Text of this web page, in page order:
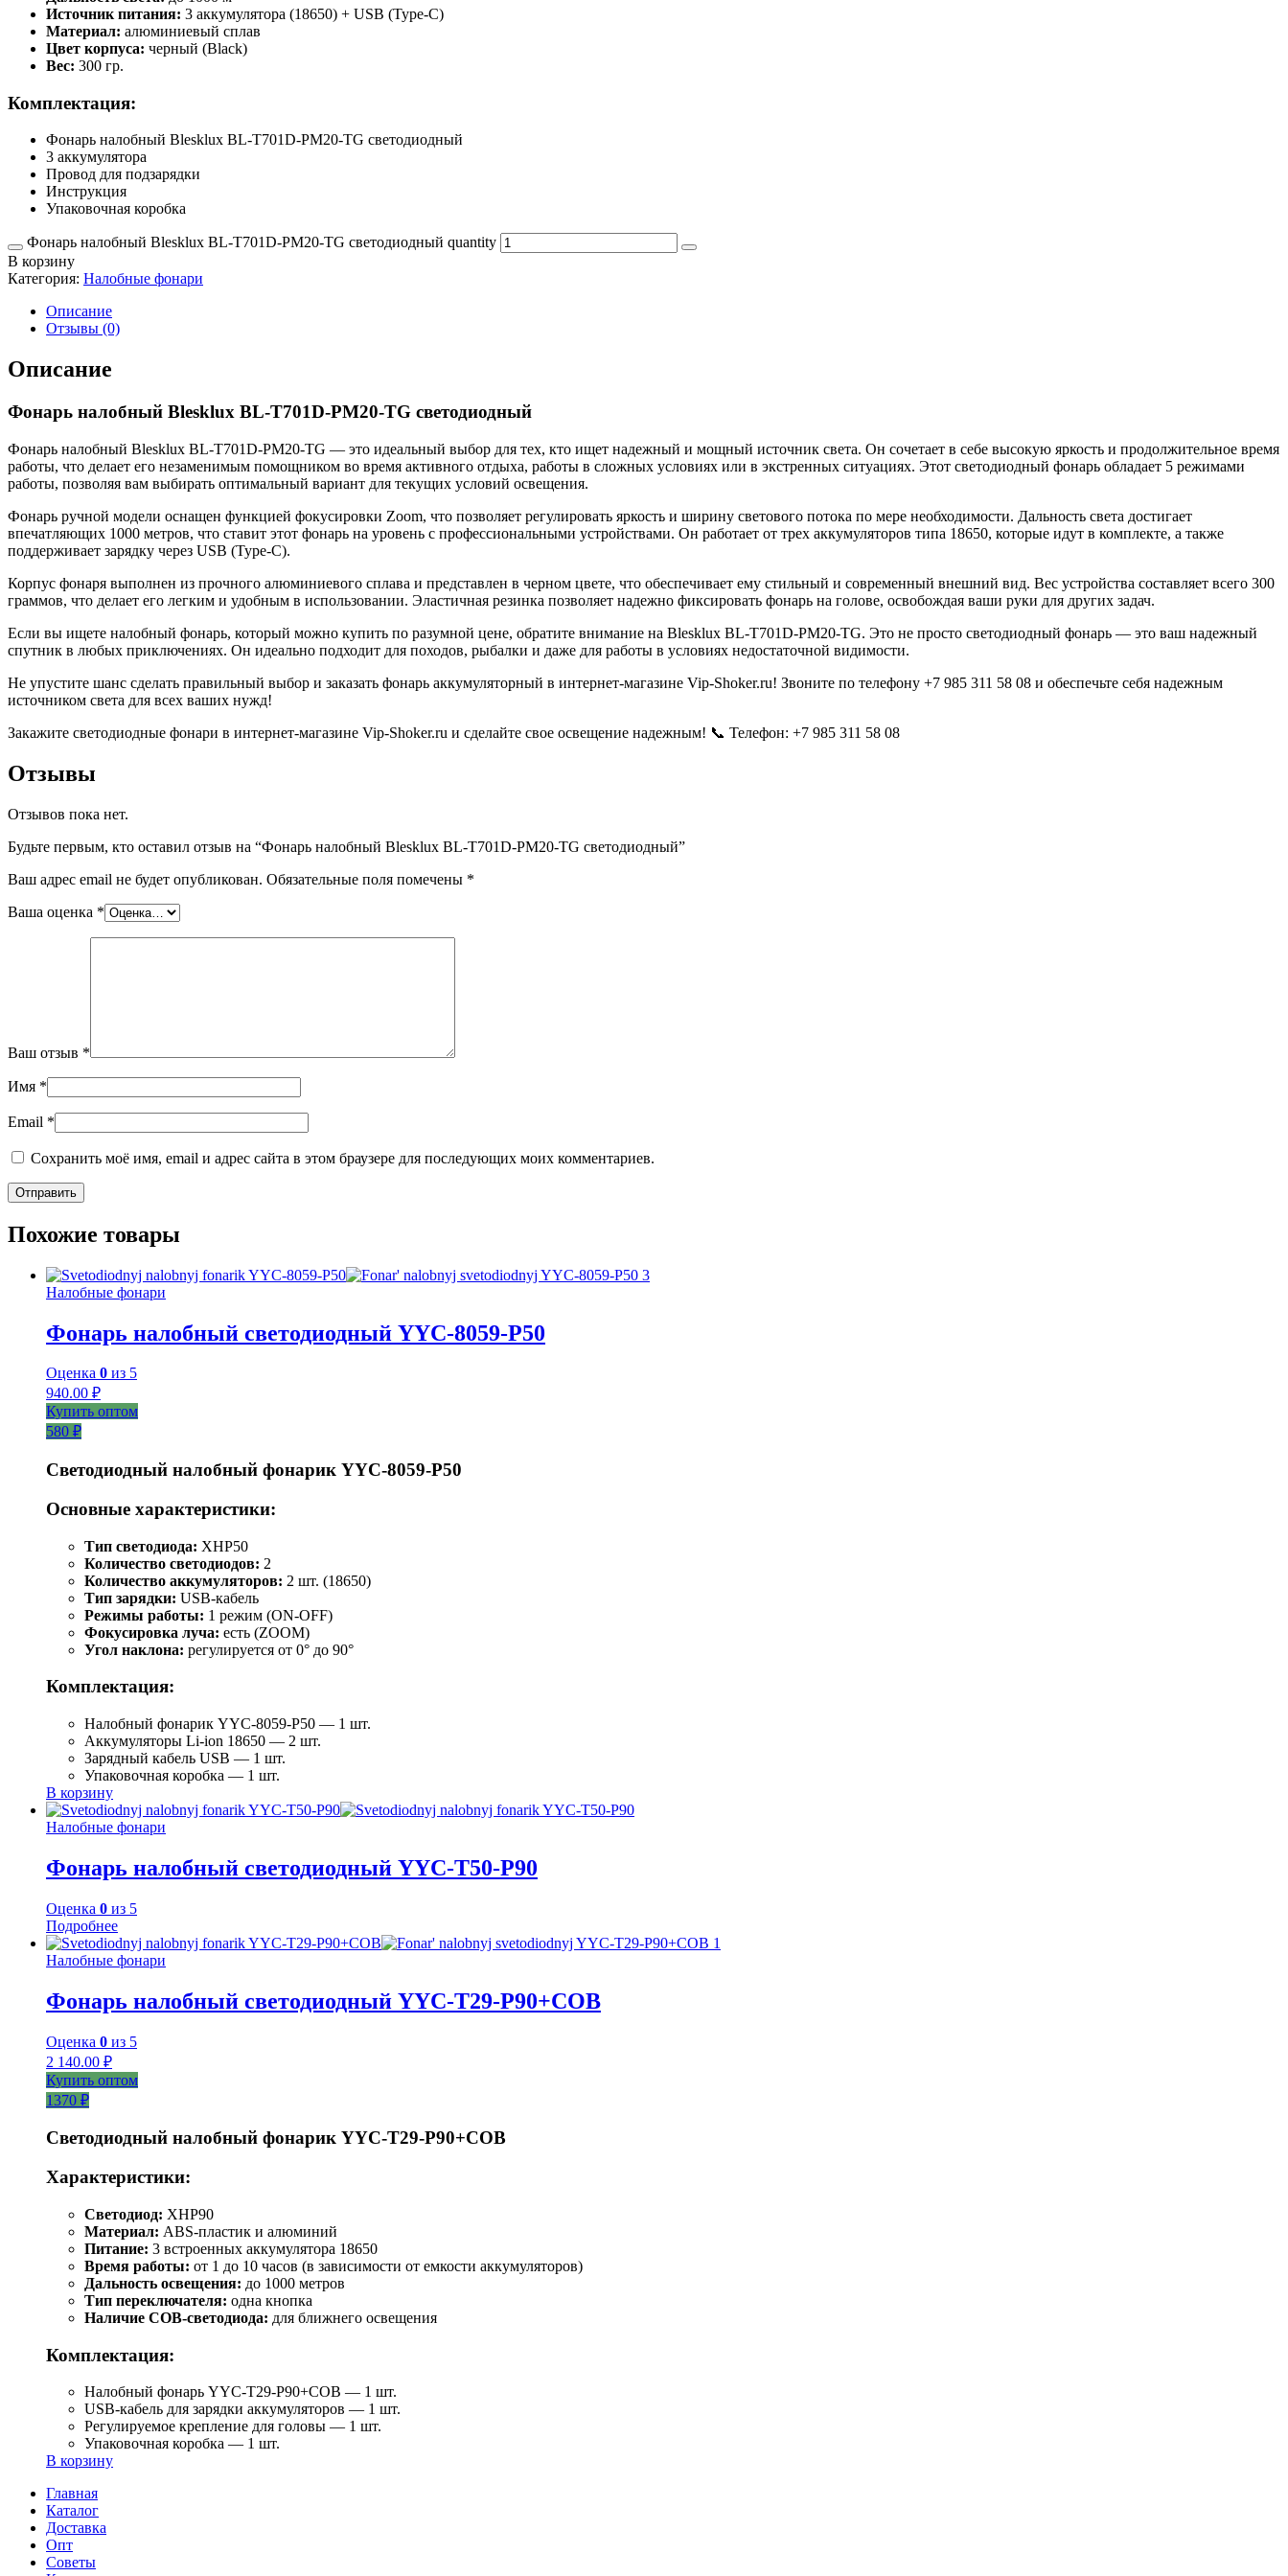
Источник питания: 3 аккумулятора (18650) + USB (Type-C)
Материал: алюминиевый сплав
Цвет корпуса: черный (Black)
Вес: 300 гр.
Комплектация:
Фонарь налобный Blesklux BL-T701D-PM20-TG светодиодный
3 аккумулятора
Провод для подзарядки
Инструкция
Упаковочная коробка
Фонарь налобный Blesklux BL-T701D-PM20-TG светодиодный quantity
В корзину
Категория: Налобные фонари
Описание
Отзывы (0)
Описание
Фонарь налобный Blesklux BL-T701D-PM20-TG светодиодный
Фонарь налобный Blesklux BL-T701D-PM20-TG — это идеальный выбор для тех, кто ищет надежный и мощный источник света. Он сочетает в себе высокую яркость и продолжительное время
работы, что делает его незаменимым помощником во время активного отдыха, работы в сложных условиях или в экстренных ситуациях. Этот светодиодный фонарь обладает 5 режимами
работы, позволяя вам выбирать оптимальный вариант для текущих условий освещения.
Фонарь ручной модели оснащен функцией фокусировки Zoom, что позволяет регулировать яркость и ширину светового потока по мере необходимости. Дальность света достигает
впечатляющих 1000 метров, что ставит этот фонарь на уровень с профессиональными устройствами. Он работает от трех аккумуляторов типа 18650, которые идут в комплекте, а также
поддерживает зарядку через USB (Type-C).
Корпус фонаря выполнен из прочного алюминиевого сплава и представлен в черном цвете, что обеспечивает ему стильный и современный внешний вид. Вес устройства составляет всего 300
граммов, что делает его легким и удобным в использовании. Эластичная резинка позволяет надежно фиксировать фонарь на голове, освобождая ваши руки для других задач.
Если вы ищете налобный фонарь, который можно купить по разумной цене, обратите внимание на Blesklux BL-T701D-PM20-TG. Это не просто светодиодный фонарь — это ваш надежный
спутник в любых приключениях. Он идеально подходит для походов, рыбалки и даже для работы в условиях недостаточной видимости.
Не упустите шанс сделать правильный выбор и заказать фонарь аккумуляторный в интернет-магазине Vip-Shoker.ru! Звоните по телефону +7 985 311 58 08 и обеспечьте себя надежным
источником света для всех ваших нужд!
Закажите светодиодные фонари в интернет-магазине Vip-Shoker.ru и сделайте свое освещение надежным! 📞 Телефон: +7 985 311 58 08
Отзывы
Отзывов пока нет.
Будьте первым, кто оставил отзыв на “Фонарь налобный Blesklux BL-T701D-PM20-TG светодиодный”
Ваш адрес email не будет опубликован. Обязательные поля помечены *
Ваша оценка *
Ваш отзыв *
Имя *
Email *
Сохранить моё имя, email и адрес сайта в этом браузере для последующих моих комментариев.
Похожие товары
Налобные фонари
Фонарь налобный светодиодный YYC-8059-P50
Оценка 0 из 5
940.00 ₽
Купить оптом
580 ₽
Светодиодный налобный фонарик YYC-8059-P50
Основные характеристики:
Тип светодиода: XHP50
Количество светодиодов: 2
Количество аккумуляторов: 2 шт. (18650)
Тип зарядки: USB-кабель
Режимы работы: 1 режим (ON-OFF)
Фокусировка луча: есть (ZOOM)
Угол наклона: регулируется от 0° до 90°
Комплектация:
Налобный фонарик YYC-8059-P50 — 1 шт.
Аккумуляторы Li-ion 18650 — 2 шт.
Зарядный кабель USB — 1 шт.
Упаковочная коробка — 1 шт.
В корзину
Налобные фонари
Фонарь налобный светодиодный YYC-Т50-P90
Оценка 0 из 5
Подробнее
Налобные фонари
Фонарь налобный светодиодный YYC-T29-P90+COB
Оценка 0 из 5
2 140.00 ₽
Купить оптом
1370 ₽
Светодиодный налобный фонарик YYC-T29-P90+COB
Характеристики:
Светодиод: XHP90
Материал: ABS-пластик и алюминий
Питание: 3 встроенных аккумулятора 18650
Время работы: от 1 до 10 часов (в зависимости от емкости аккумуляторов)
Дальность освещения: до 1000 метров
Тип переключателя: одна кнопка
Наличие COB-светодиода: для ближнего освещения
Комплектация:
Налобный фонарь YYC-T29-P90+COB — 1 шт.
USB-кабель для зарядки аккумуляторов — 1 шт.
Регулируемое крепление для головы — 1 шт.
Упаковочная коробка — 1 шт.
В корзину
Главная
Каталог
Доставка
Опт
Советы